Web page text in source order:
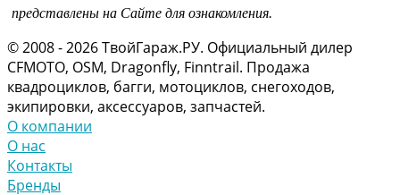
представлены на Сайте для ознакомления.
© 2008 - 2026 ТвойГараж.РУ. Официальный дилер
CFMOTO, OSM, Dragonfly, Finntrail. Продажа
квадроциклов, багги, мотоциклов, снегоходов,
экипировки, аксессуаров, запчастей.
О компании
О нас
Контакты
Бренды